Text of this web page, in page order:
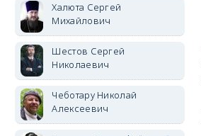
Халюта Сергей
Михайлович
Шестов Сергей
Николаевич
Чеботару Николай
Алексеевич